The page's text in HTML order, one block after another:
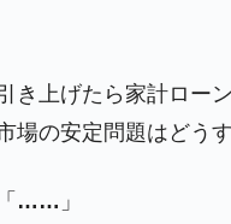
ン安が急進！ 日米の協調
ィールが着韓！⇒ さっそ
までに18.4GW規模のAI
き上げたら家計ロー
場の安定問題はどうす
「 …… 」